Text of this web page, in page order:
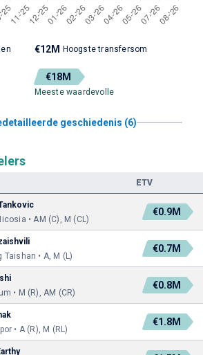
€12M Hoogste transfersom
€18M
Meeste waardevolle
geschiedenis (6)
ETV
• AM (C), M (CL)
€0.9M
Taishan • A, M (L)
€0.7M
• M (R), AM (CR)
€0.8M
• A (R), M (RL)
€1.8M